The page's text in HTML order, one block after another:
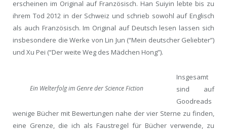
erscheinen im Original auf Französisch. Han Suiyin lebte bis zu
ihrem Tod 2012 in der Schweiz und schrieb sowohl auf Englisch
als auch Französisch. Im Original auf Deutsch lesen lassen sich
insbesondere die Werke von Lin Jun (“Mein deutscher Geliebter”)
und Xu Pei (“Der weite Weg des Mädchen Hong”).
Ein Welterfolg im Genre der Science Fiction
Insgesamt
sind auf
Goodreads
wenige Bücher mit Bewertungen nahe der vier Sterne zu finden,
eine Grenze, die ich als Faustregel für Bücher verwende, zu